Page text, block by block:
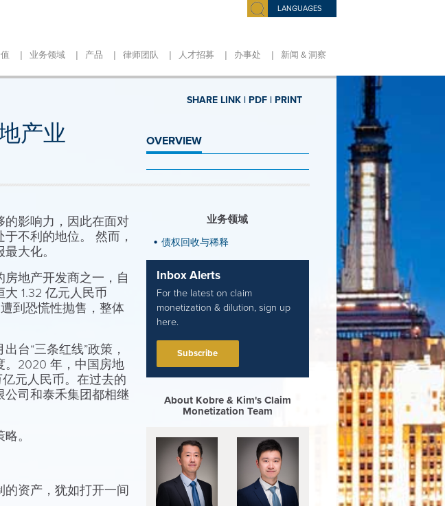
LANGUAGES
| 业务领域 | 产品 | 律师团队 | 人才招募 | 办事处 | 新闻 & 洞察
PRINT
PDF |
SHARE LINK |
产业 OVERVIEW
影响力，因此在面对
不利的地位。 然而，
大化。
地产开发商之一，自
1.32 亿元人民币
到恐慌性抛售，整体
台“三条红线”政策，
。2020 年，中国房地
元人民币。在过去的
司和泰禾集团都相继
。
资产，犹如打开一间
业务领域
债权回收与稀释
Inbox Alerts
For the latest on claim
monetization & dilution, sign up
here.
Subscribe
About Kobre & Kim's Claim
Monetization Team